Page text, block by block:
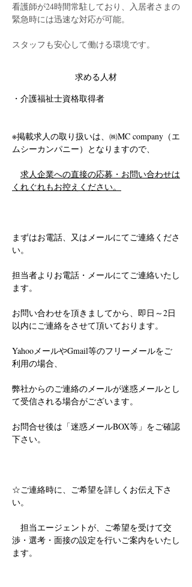
看護師が24時間常駐しており、入居者さまの
緊急時には迅速な対応が可能。
スタッフも安心して働ける環境です。
求める人材
・介護福祉士資格取得者
※掲載求人の取り扱いは、㈱MC company（エ
ムシーカンパニー）となりますので、
求人企業への直接の応募・お問い合わせは
くれぐれもお控えください。
まずはお電話、又はメールにてご連絡くださ
い。
担当者よりお電話・メールにてご連絡いたし
ます。
お問い合わせを頂きましてから、即日～2日
以内にご連絡をさせて頂いております。
YahooメールやGmail等のフリーメールをご
利用の場合、
弊社からのご連絡のメールが迷惑メールとし
て受信される場合がございます。
お問合せ後は「迷惑メールBOX等」をご確認
下さい。
☆ご連絡時に、ご希望を詳しくお伝え下さ
い。
担当エージェントが、ご希望を受けて交
渉・選考・面接の設定を行いご案内をいたし
ます。